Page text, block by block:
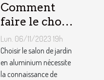
Comment
faire le choix
d’un salon de
jardin en
aluminium ?
Lun. 06/11/2023 19h
Choisir le salon de jardin
en aluminium nécessite
la connaissance de